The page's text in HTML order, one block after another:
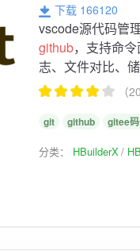
下载 166120
vscode源代码管
github，支持命
志、文件对比、
（
git github gitee
分类： HBuilderX